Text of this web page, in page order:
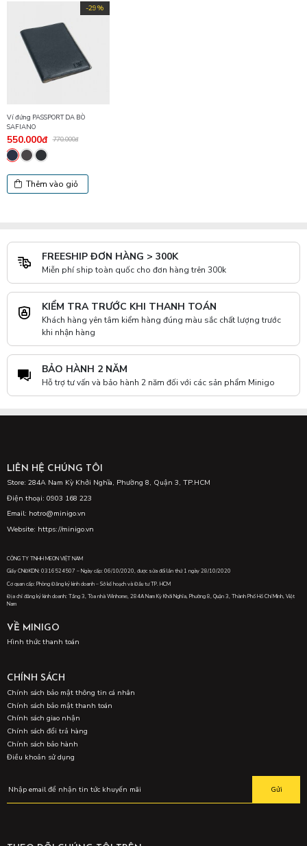
-29%
Ví đứng PASSPORT DA BÒ
SAFIANO
550.000đ 770.000đ
Thêm vào giỏ
FREESHIP ĐƠN HÀNG > 300K
Miễn phí ship toàn quốc cho đơn hàng trên 300k
KIỂM TRA TRƯỚC KHI THANH TOÁN
Khách hàng yên tâm kiểm hàng đúng màu sắc chất lượng trước
khi nhận hàng
BẢO HÀNH 2 NĂM
Hỗ trợ tư vấn và bảo hành 2 năm đối với các sản phẩm Minigo
LIÊN HỆ CHÚNG TÔI
Store: 284A Nam Kỳ Khởi Nghĩa, Phường 8, Quận 3, TP.HCM
Điện thoại: 0903 168 223
Email: hotro@minigo.vn
Website: https://minigo.vn
CÔNG TY TNHH MEON VIỆT NAM
Giấy CNĐKDN: 0316524507 – Ngày cấp: 06/10/2020, được sửa đổi lần thứ 1 ngày 28/10/2020
Cơ quan cấp: Phòng Đăng ký kinh doanh – Sở kế hoạch và Đầu tư TP. HCM
Địa chỉ đăng ký kinh doanh: Tầng 3, Tòa nhà Winhome, 284A Nam Kỳ Khởi Nghĩa, Phường 8, Quận 3, Thành Phố Hồ Chí Minh, Việt
Nam
VỀ MINIGO
Hình thức thanh toán
CHÍNH SÁCH
Chính sách bảo mật thông tin cá nhân
Chính sách bảo mật thanh toán
Chính sách giao nhận
Chính sách đổi trả hàng
Chính sách bảo hành
Điều khoản sử dụng
Gửi